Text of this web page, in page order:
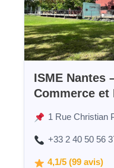
ISME Nantes
Commerce et
1 Rue Christian
+33 2 40 50 56
4,1/5 (99 avis)